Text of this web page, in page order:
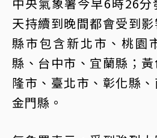
天持續到晚間都會受到
縣市包含新北市、桃園
縣、台中市、宜蘭縣；
隆市、臺北市、彰化縣
金門縣。